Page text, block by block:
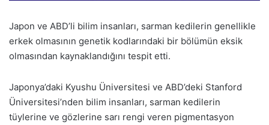
Japon ve ABD’li bilim insanları, sarman kedilerin genellikle
erkek olmasının genetik kodlarındaki bir bölümün eksik
olmasından kaynaklandığını tespit etti.
Japonya’daki Kyushu Üniversitesi ve ABD’deki Stanford
Üniversitesi’nden bilim insanları, sarman kedilerin
tüylerine ve gözlerine sarı rengi veren pigmentasyon